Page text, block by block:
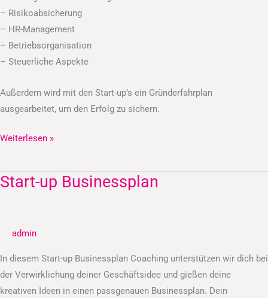
– Risikoabsicherung
– HR-Management
– Betriebsorganisation
– Steuerliche Aspekte
Außerdem wird mit den Start-up’s ein Gründerfahrplan
ausgearbeitet, um den Erfolg zu sichern.
Weiterlesen »
Start-up Businessplan
admin
In diesem Start-up Businessplan Coaching unterstützen wir dich bei
der Verwirklichung deiner Geschäftsidee und gießen deine
kreativen Ideen in einen passgenauen Businessplan. Dein
Start-